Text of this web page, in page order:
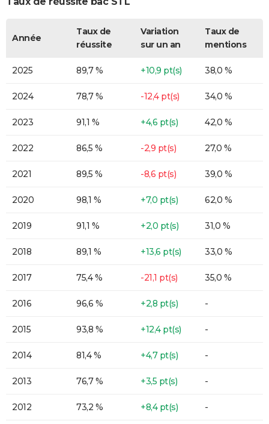
Année
Taux de
réussite
Variation
sur un an
Taux de
mentions
2025 89,7 % +10,9 pt(s) 38,0 %
2024 78,7 % -12,4 pt(s) 34,0 %
2023 91,1 % +4,6 pt(s) 42,0 %
2022 86,5 % -2,9 pt(s) 27,0 %
2021 89,5 % -8,6 pt(s) 39,0 %
2020 98,1 % +7,0 pt(s) 62,0 %
2019 91,1 % +2,0 pt(s) 31,0 %
2018 89,1 % +13,6 pt(s) 33,0 %
2017 75,4 % -21,1 pt(s) 35,0 %
2016 96,6 % +2,8 pt(s) -
2015 93,8 % +12,4 pt(s) -
2014 81,4 % +4,7 pt(s) -
2013 76,7 % +3,5 pt(s) -
2012 73,2 % +8,4 pt(s) -